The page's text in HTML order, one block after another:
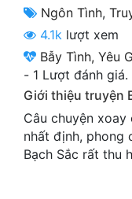
Cổ Tiên Hiệp
Cổ Đại
Du Hí
Dị Giới
Ngôn Tình,
4.1k lượt xem
Bẫy Tình, Yêu
- 1 Lượt đánh giá.
Giới thiệu truyện
Câu chuyện
nhất định, phong
Bạch Sắc rất thu